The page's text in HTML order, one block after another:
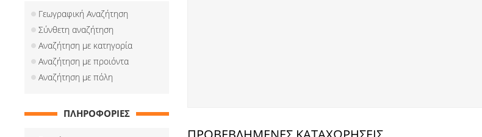
Γεωγραφική Αναζήτηση
Σύνθετη αναζήτηση
Αναζήτηση με κατηγορία
Αναζήτηση με προιόντα
Αναζήτηση με πόλη
ΠΛΗΡΟΦΟΡΙΕΣ